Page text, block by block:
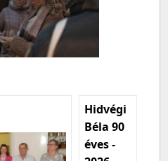
Hidvégi
Béla 90
éves -